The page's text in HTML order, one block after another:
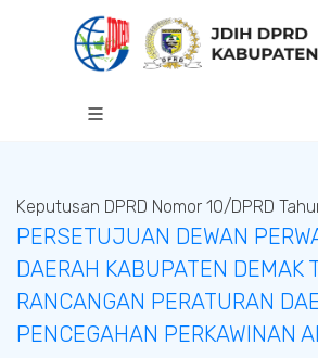
Keputusan DPRD Nomor 10/DPRD
PERSETUJUAN DEWAN
DAERAH KABUPATEN DEMAK
RANCANGAN PERATURAN
PENCEGAHAN PERKAWINAN